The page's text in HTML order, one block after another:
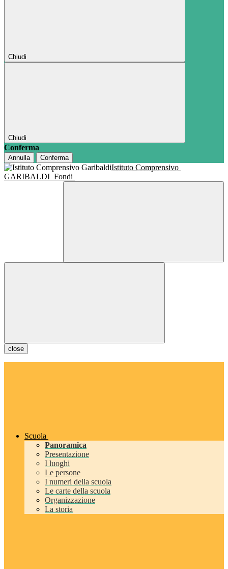
Chiudi
Chiudi
Conferma
Annulla Conferma
Istituto Comprensivo
GARIBALDI Fondi
close
Scuola
Panoramica
Presentazione
I luoghi
Le persone
I numeri della scuola
Le carte della scuola
Organizzazione
La storia